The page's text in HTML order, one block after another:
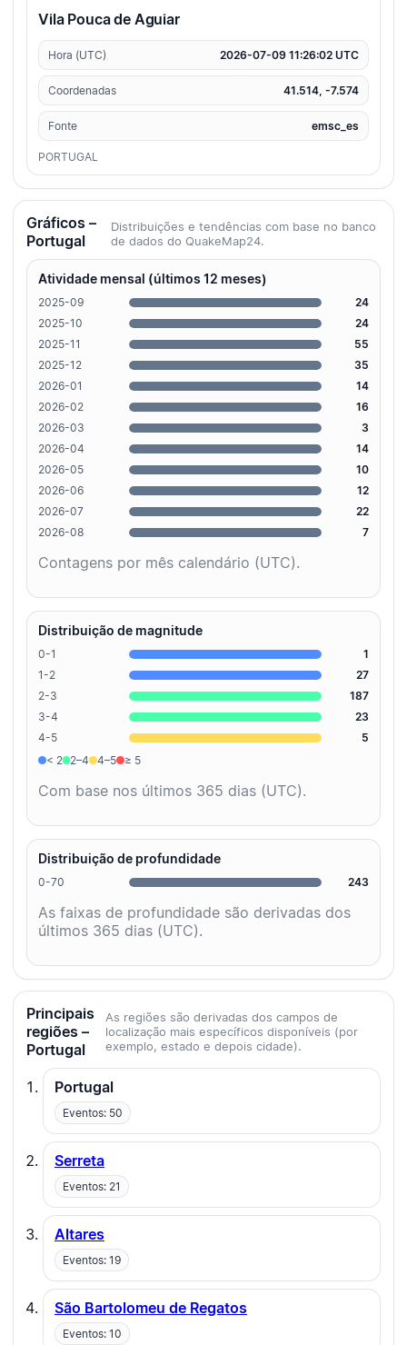
Vila Pouca de Aguiar
Hora (UTC) 2026-07-09 11:26:02 UTC
Coordenadas 41.514, -7.574
Fonte emsc_es
PORTUGAL
Gráficos –
Portugal
Distribuições e tendências com base no banco
de dados do QuakeMap24.
Atividade mensal (últimos 12 meses)
2025-09
24
2025-10
24
2025-11
55
2025-12
35
2026-01
14
2026-02
16
2026-03
3
2026-04
14
2026-05
10
2026-06
12
2026-07
22
2026-08
7
Contagens por mês calendário (UTC).
Distribuição de magnitude
0-1
1
1-2
27
2-3
187
3-4
23
4-5
5
< 2
2–4 4–5 ≥ 5
Com base nos últimos 365 dias (UTC).
Distribuição de profundidade
0-70 243
As faixas de profundidade são derivadas dos
últimos 365 dias (UTC).
Principais
regiões –
Portugal
As regiões são derivadas dos campos de
localização mais específicos disponíveis (por
exemplo, estado e depois cidade).
Portugal
Eventos: 50
Serreta
Eventos: 21
Altares
Eventos: 19
São Bartolomeu de Regatos
Eventos: 10